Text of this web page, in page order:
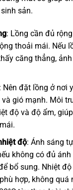
sản.
: Lồng cần đủ
thoải mái. Nếu
căng thẳng,
Nên đặt lồng ở nơi
gió mạnh. Môi
độ và độ ẩm,
độ: Ánh sáng
không có đủ ánh
bổ sung. Nhiệt
hợp, không quá